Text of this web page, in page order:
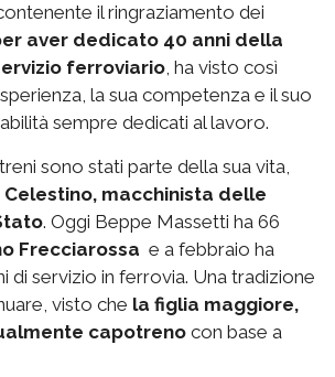
il ringraziamento dei
aver dedicato 40 anni della
ferroviario, ha visto così
la sua competenza e il suo
sempre dedicati al lavoro.
sono stati parte della sua vita,
macchinista delle
. Oggi Beppe Massetti ha 66
Frecciarossa e a febbraio ha
di servizio in ferrovia. Una tradizione
visto che la figlia maggiore,
capotreno con base a